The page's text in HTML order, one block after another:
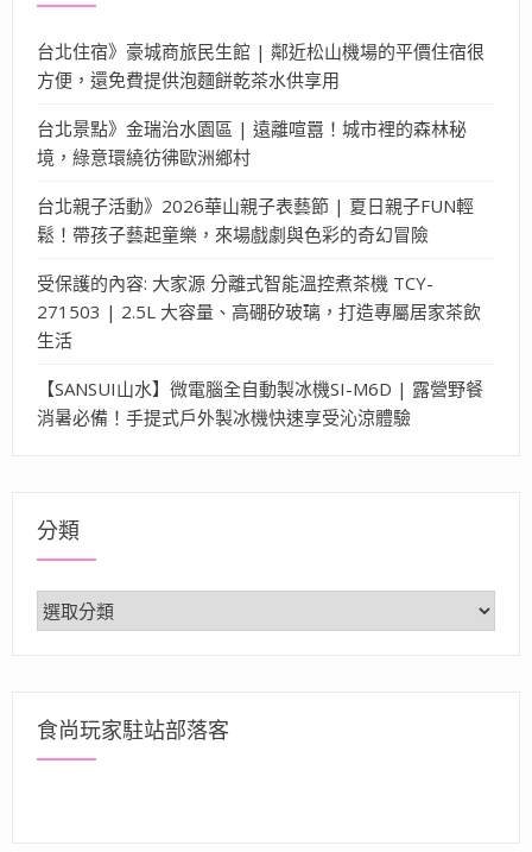
台北住宿》豪城商旅民生館 | 鄰近松山機場的平價住宿很
方便，還免費提供泡麵餅乾茶水供享用
台北景點》金瑞治水園區 | 遠離喧囂！城市裡的森林秘
境，綠意環繞彷彿歐洲鄉村
台北親子活動》2026華山親子表藝節 | 夏日親子FUN輕
鬆！帶孩子藝起童樂，來場戲劇與色彩的奇幻冒險
受保護的內容: 大家源 分離式智能溫控煮茶機 TCY-
271503 | 2.5L 大容量、高硼矽玻璃，打造專屬居家茶飲
生活
【SANSUI山水】微電腦全自動製冰機SI-M6D | 露營野餐
消暑必備！手提式戶外製冰機快速享受沁涼體驗
分類
分
類
食尚玩家駐站部落客